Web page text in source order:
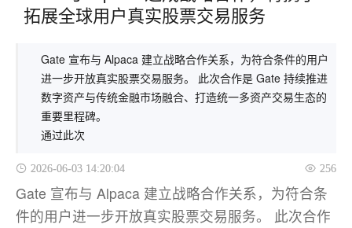
拓展全球用户真实股票交易服务
Gate 宣布与 Alpaca 建立战略合作关系，为符合条件的用户
进一步开放真实股票交易服务。 此次合作是 Gate 持续推进
数字资产与传统金融市场融合、打造统一多资产交易生态的
重要里程碑。
通过此次
2026-06-03 14:20:04 256
Gate 宣布与 Alpaca 建立战略合作关系，为符合条
件的用户进一步开放真实股票交易服务。 此次合作